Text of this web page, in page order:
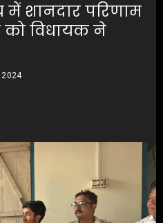
में शानदार परिणाम
को विधायक ने
2024